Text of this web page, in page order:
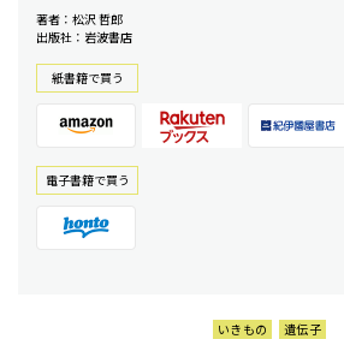
著者：松沢 哲郎
出版社：岩波書店
紙書籍で買う
電⼦書籍で買う
いきもの 遺伝子